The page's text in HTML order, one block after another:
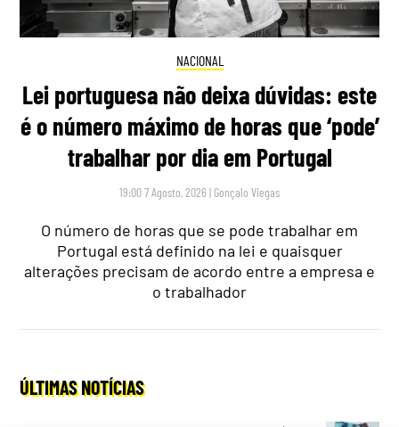
NACIONAL
Lei portuguesa não deixa dúvidas: este
é o número máximo de horas que ‘pode’
trabalhar por dia em Portugal
19:00 7 Agosto, 2026 | Gonçalo Viegas
O número de horas que se pode trabalhar em
Portugal está definido na lei e quaisquer
alterações precisam de acordo entre a empresa e
o trabalhador
ÚLTIMAS NOTÍCIAS